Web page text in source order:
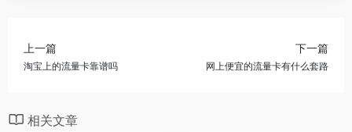
上一篇
淘宝上的流量卡靠谱吗
下一篇
网上便宜的流量卡有什么套路
相关文章